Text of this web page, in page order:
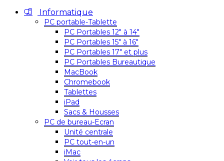
Informatique
PC portable-Tablette
PC Portables 12″ à 14″
PC Portables 15″ à 16″
PC Portables 17″ et plus
PC Portables Bureautique
MacBook
Chromebook
Tablettes
iPad
Sacs & Housses
PC de bureau-Ecran
Unité centrale
PC tout-en-un
iMac